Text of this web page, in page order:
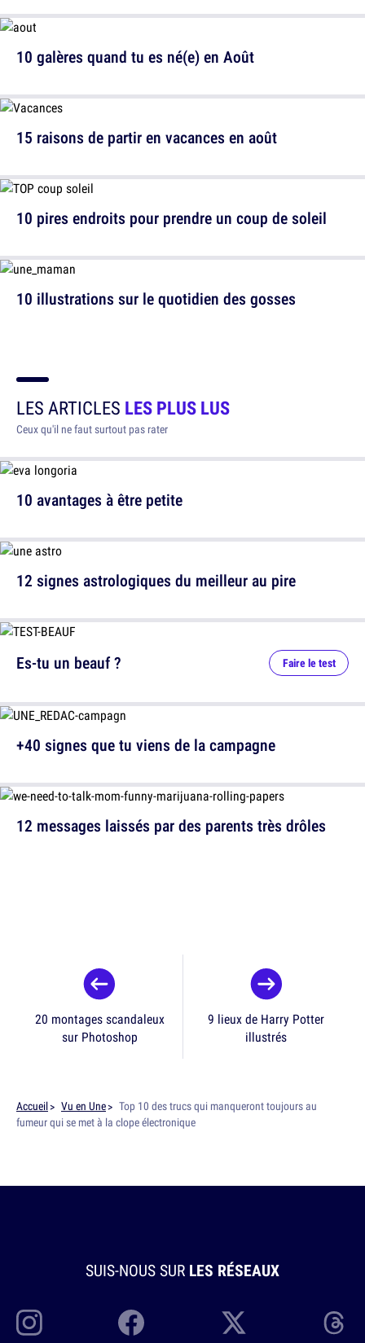
10 galères quand tu es né(e) en Août
10 pires endroits pour prendre un coup de soleil
15 raisons de partir en vacances en août
10 illustrations sur le quotidien des gosses
LES ARTICLES LES PLUS LUS
Ceux qu'il ne faut surtout pas rater
10 avantages à être petite
12 signes astrologiques du meilleur au pire
12 messages laissés par des parents très drôles
Es-tu un beauf ? Faire le test
+40 signes que tu viens de la campagne
20 montages scandaleux
sur Photoshop
9 lieux de Harry Potter
illustrés
Accueil Vu en Une
Top 10 des trucs qui manqueront toujours au
fumeur qui se met à la clope électronique
SUIS-NOUS SUR LES RÉSEAUX